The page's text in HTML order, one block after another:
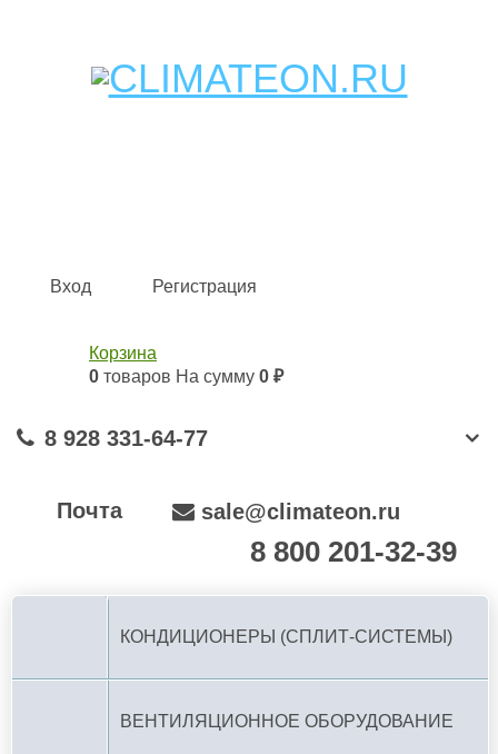
Кондиционеры и сплит-системы, газовые котлы,
Вход Регистрация
Корзина
0 товаров На сумму 0 ₽
8 928 331-64-77
Почта sale@climateon.ru
8 800 201-32-39
КОНДИЦИОНЕРЫ (СПЛИТ-СИСТЕМЫ)
ВЕНТИЛЯЦИОННОЕ ОБОРУДОВАНИЕ